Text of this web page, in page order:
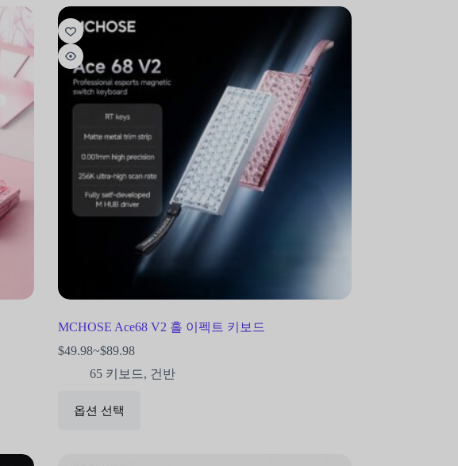
MCHOSE Ace68 V2 홀 이펙트 키보드
$49.98~$89.98
65 키보드, 건반
옵션 선택